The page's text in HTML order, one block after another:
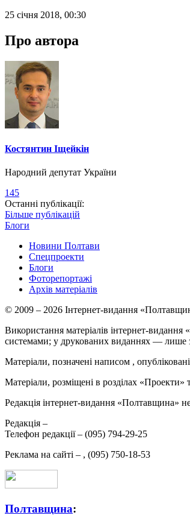
25 січня 2018, 00:30
Про автора
Костянтин Іщейкін
Народний депутат України
145
Останні публікації:
Більше публікацій
Блоги
Новини Полтави
Спецпроекти
Блоги
Фоторепортажі
Архів матеріалів
© 2009 – 2026 Інтернет-видання
Використання матеріалів інтернет-
системами; у друкованих виданнях — лише
Матеріали, позначені написом ,
Матеріали, розміщені в розділах «Проекти»
Редакція інтернет-видання «Полтавщина» не
Редакція –
Телефон редакції – (095) 794-29-25
Реклама на сайті – , (095) 750-18-53
Полтавщина: